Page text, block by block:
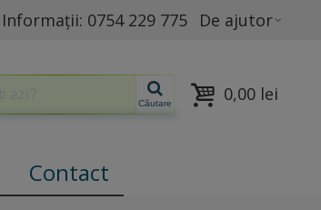
Informații: 0754 229 775 De ajutor
Căutare 0,00 lei
Contact